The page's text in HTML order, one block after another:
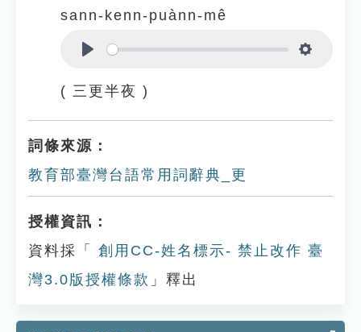
sann-kenn-puànn-mê
( 三更半夜 )
詞條來源：
教育部臺灣台語常用詞辭典_更
授權資訊：
資料採「
創用CC-姓名標示- 禁止改作 臺
灣3.0版授權條款 」釋出